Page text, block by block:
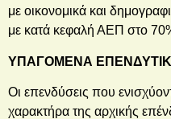
με οικονομικά και
με κατά κεφαλή ΑΕΠ στο
ΥΠΑΓΟΜΕΝΑ
Οι επενδύσεις που
χαρακτήρα της αρχικής